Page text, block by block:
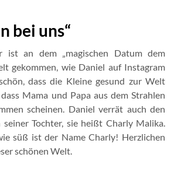
bei uns“
ist an dem „magischen Datum dem
gekommen, wie Daniel auf Instagram
dass die Kleine gesund zur Welt
Mama und Papa aus dem Strahlen
scheinen. Daniel verrät auch den
seiner Tochter, sie heißt Charly Malika.
süß ist der Name Charly! Herzlichen
schönen Welt.